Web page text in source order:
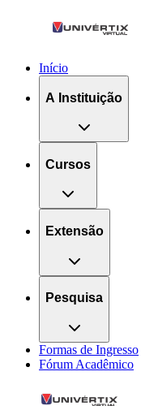
Início
A Instituição
Cursos
Extensão
Pesquisa
Formas de Ingresso
Fórum Acadêmico